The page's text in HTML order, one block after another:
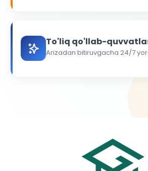
To'liq qo'llab-
Arizadan bitiruvgacha 24/7